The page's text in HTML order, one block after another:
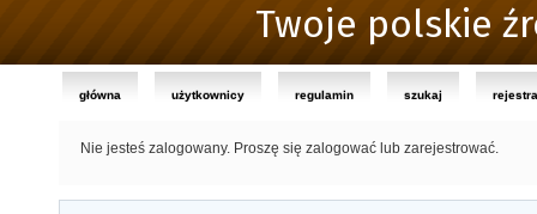
Twoje polskie
główna użytkownicy regulamin szukaj
Nie jesteś zalogowany. Proszę się zalogować lub zarejestrować.